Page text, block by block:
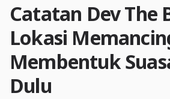
Catatan Dev The
Lokasi
Membentuk
Dulu